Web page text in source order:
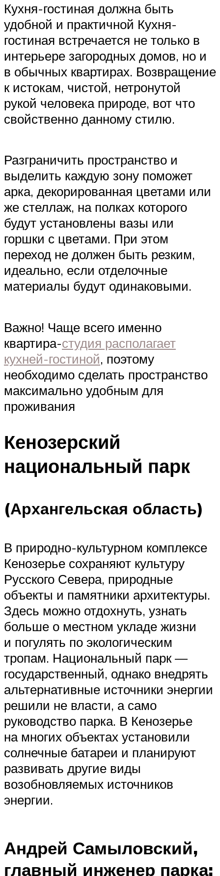
Кухня-гостиная должна быть
удобной и практичной Кухня-
гостиная встречается не только в
интерьере загородных домов, но и
в обычных квартирах. Возвращение
к истокам, чистой, нетронутой
рукой человека природе, вот что
свойственно данному стилю.
Разграничить пространство и
выделить каждую зону поможет
арка, декорированная цветами или
же стеллаж, на полках которого
будут установлены вазы или
горшки с цветами. При этом
переход не должен быть резким,
идеально, если отделочные
материалы будут одинаковыми.
Важно! Чаще всего именно
квартира-студия располагает
кухней-гостиной, поэтому
необходимо сделать пространство
максимально удобным для
проживания
Кенозерский
национальный парк
(Архангельская область)
В природно-культурном комплексе
Кенозерье сохраняют культуру
Русского Севера, природные
объекты и памятники архитектуры.
Здесь можно отдохнуть, узнать
больше о местном укладе жизни
и погулять по экологическим
тропам. Национальный парк —
государственный, однако внедрять
альтернативные источники энергии
решили не власти, а само
руководство парка. В Кенозерье
на многих объектах установили
солнечные батареи и планируют
развивать другие виды
возобновляемых источников
энергии.
Андрей Самыловский,
главный инженер парка: